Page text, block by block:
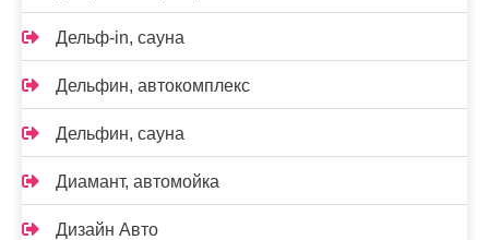
Дельф-in, сауна
Дельфин, автокомплекс
Дельфин, сауна
Диамант, автомойка
Дизайн Авто